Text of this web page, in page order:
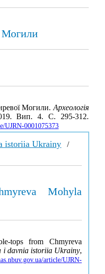
Могили
Могили.Археологія
Вип. 4. С. 295-312.
UJRN-0001075373
istoriia Ukrainy /
Mohyla
tops from Chmyreva
i davnia istoriia Ukrainy,
article/UJRN-